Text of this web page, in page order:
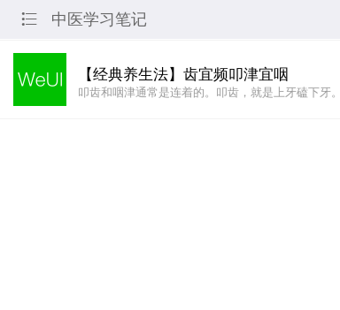
 中医学习笔记
【经典养生法】齿宜频叩津宜咽
叩齿和咽津通常是连着的。叩齿，就是上牙磕下牙